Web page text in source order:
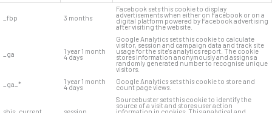
_fbp 3 months
Facebook sets this cookie to display
advertisements when either on Facebook or on a
digital platform powered by Facebook advertising
after visiting the website.
_ga 1 year 1 month
4 days
Google Analytics sets this cookie to calculate
visitor, session and campaign data and track site
usage for the site's analytics report. The cookie
stores information anonymously and assigns a
randomly generated number to recognise unique
visitors.
_ga_*
1 year 1 month
4 days
Google Analytics sets this cookie to store and
count page views.
Sourcebuster sets this cookie to identify the
source of a visit and stores user action